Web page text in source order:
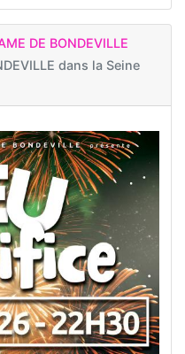
DE BONDEVILLE
dans la Seine